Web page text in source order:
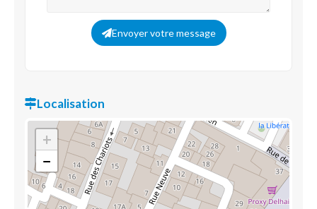
Envoyer votre message
Localisation
+
−